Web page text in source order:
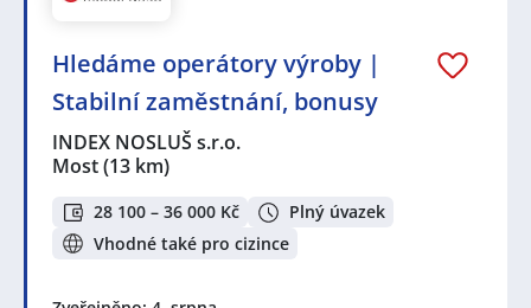
Hledáme operátory výroby |
Stabilní zaměstnání, bonusy
INDEX NOSLUŠ s.r.o.
Most(13 km)
28 100 – 36 000 Kč
Plný úvazek
Vhodné také pro cizince